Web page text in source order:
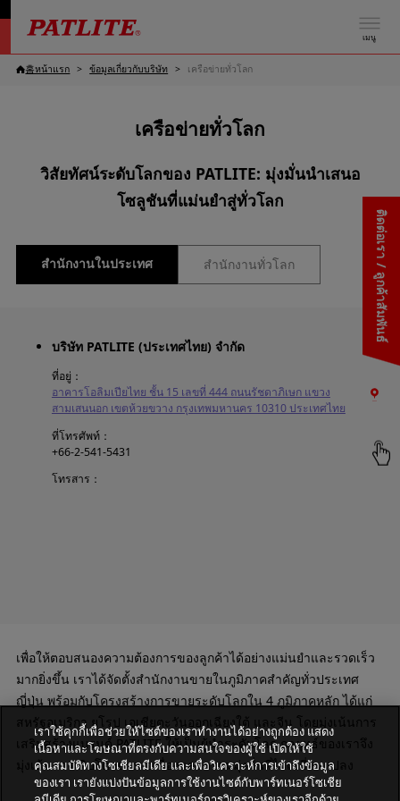
เมนู
ติดต่อเรา / ลูกค้าสัมพันธ์
홈หน้าแรก ข้อมูลเกี่ยวกับบริษัท เครือข่ายทั่วโลก
เครือข่ายทั่วโลก
วิสัยทัศน์ระดับโลกของ PATLITE: มุ่งมั่นนำเสนอ
โซลูชันที่แม่นยำสู่ทั่วโลก
สำนักงานในประเทศ สำนักงานทั่วโลก
บริษัท PATLITE (ประเทศไทย) จำกัด
ที่อยู่
อาคารโอลิมเปียไทย ชั้น 15 เลขที่ 444 ถนนรัชดาภิเษก แขวง
สามเสนนอก เขตห้วยขวาง กรุงเทพมหานคร 10310 ประเทศไทย
ที่โทรศัพท์
+66-2-541-5431
โทรสาร
เพื่อให้ตอบสนองความต้องการของลูกค้าได้อย่างแม่นยำและรวดเร็ว
มากยิ่งขึ้น เราได้จัดตั้งสำนักงานขายในภูมิภาคสำคัญทั่วประเทศ
ญี่ปุ่น พร้อมกับโครงสร้างการขายระดับโลกใน 4 ภูมิภาคหลัก ได้แก่
สหรัฐอเมริกา ยุโรป เอเชียตะวันออกเฉียงใต้ และจีน โดยมุ่งเน้นการ
เสริมสร้างแบรนด์ PATLITE ให้เป็นผู้นำระดับโลก กลยุทธ์ของเราจึง
มุ่งเน้นการเติบโตอย่างต่อเนื่องและความมุ่งมั่นที่ไม่เปลี่ยนแปลง
เราใช้คุกกี้เพื่อช่วยให้ไซต์ของเราทำงานได้อย่างถูกต้อง แสดง
เนื้อหาและโฆษณาที่ตรงกับความสนใจของผู้ใช้ เปิดให้ใช้
คุณสมบัติทางโซเชียลมีเดีย และเพื่อวิเคราะห์การเข้าถึงข้อมูล
ของเรา เรายังแบ่งปันข้อมูลการใช้งานไซต์กับพาร์ทเนอร์โซเชีย